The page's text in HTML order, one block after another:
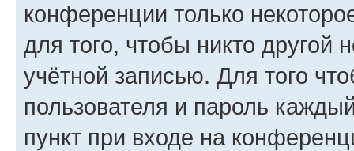
конференции только
для того, чтобы никто другой
учётной записью. Для того
пользователя и пароль
пункт при входе на